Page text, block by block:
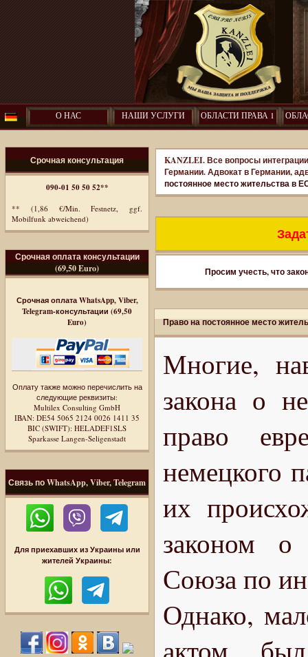
О НАС НАШИ УСЛУГИ ОБЛАСТИ ПРАВА 1
Срочная консультация
090-01 50 50 52**
** (1,86 €/Min. Festnetz, ggf.
Mobilfunk abweichend)
Срочная оплата консультации
(69,50 Euro)
Срочная оплата WhatsApp, Viber,
Telegram-консультации (69,50
Euro)
Оплату также можно перечислить на
следующие реквизиты:
Multilex Consulting GmbH
IBAN: DE54 5065 2124 0026 1411 35
BIC (SWIFT): HELADEF1SLS
Sparkasse Langen-Seligenstadt
Связь по WhatsApp, Viber, Telegram
Для приехавших из Украины или
жителей Украины:
KANZLEI. Все вопросы
Германии. Адвокат в Германии,
постоянное место жительства в
Просим учесть, что
Право на постоянное место
Многие,
закона о
право
немецкого
их
законом о
Союза по
Однако,